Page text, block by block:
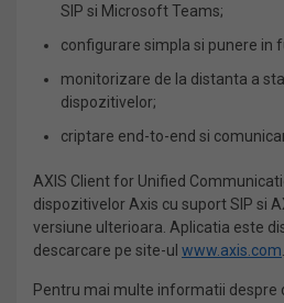
SIP si Microsoft Teams;
configurare simpla si punere in
monitorizare de la distanta a
dispozitivelor;
criptare end-to-end si
AXIS Client for Unified
dispozitivelor Axis cu suport SIP si
versiune ulterioara. Aplicatia este
descarcare pe site-ul www.axis.com
Pentru mai multe informatii despre